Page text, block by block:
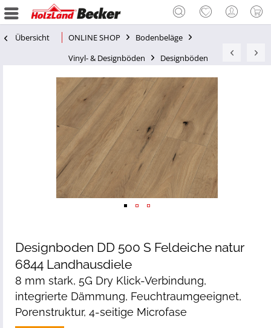
Übersicht ONLINE SHOP
Bodenbeläge
Vinyl- & Designböden
Designböden
Designboden DD 500 S Feldeiche natur
6844 Landhausdiele
8 mm stark, 5G Dry Klick-Verbindung,
integrierte Dämmung, Feuchtraumgeeignet,
Porenstruktur, 4-seitige Microfase